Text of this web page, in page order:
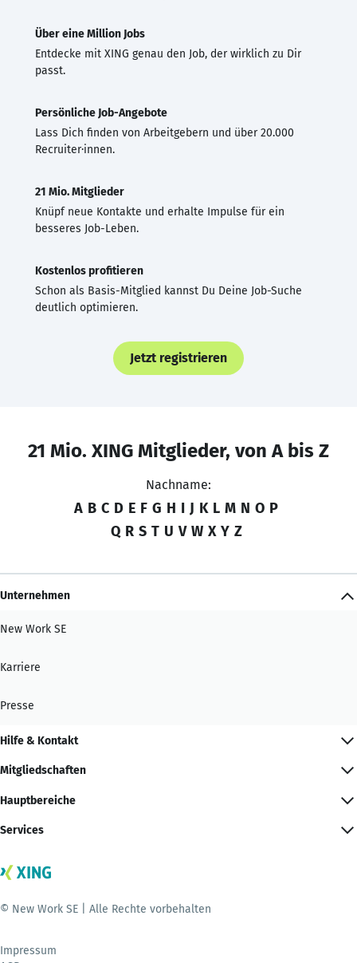
Über eine Million Jobs
Entdecke mit XING genau den Job, der wirklich zu Dir
passt.
Persönliche Job-Angebote
Lass Dich finden von Arbeitgebern und über 20.000
Recruiter·innen.
21 Mio. Mitglieder
Knüpf neue Kontakte und erhalte Impulse für ein
besseres Job-Leben.
Kostenlos profitieren
Schon als Basis-Mitglied kannst Du Deine Job-Suche
deutlich optimieren.
Jetzt registrieren
21 Mio. XING Mitglieder, von A bis Z
Nachname:
A B C D E F G H I J K L M N O P
Q R S T U V W X Y Z
Unternehmen
New Work SE
Karriere
Presse
Hilfe & Kontakt
Mitgliedschaften
Hauptbereiche
Services
© New Work SE | Alle Rechte vorbehalten
Impressum